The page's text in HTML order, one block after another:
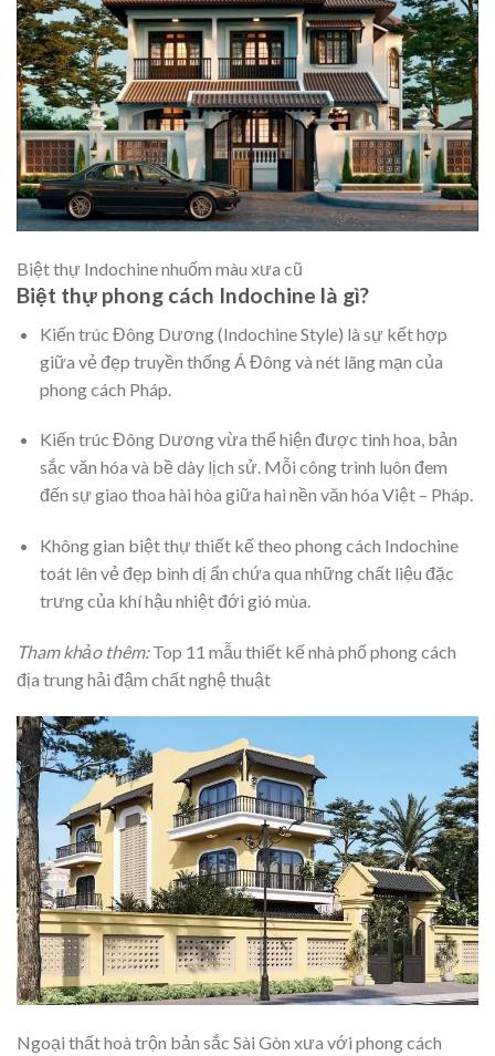
Biệt thự Indochine nhuốm màu xưa cũ
Biệt thự phong cách Indochine là gì?
Kiến trúc Đông Dương (Indochine Style) là sự kết hợp
giữa vẻ đẹp truyền thống Á Đông và nét lãng mạn của
phong cách Pháp.
Kiến trúc Đông Dương vừa thể hiện được tinh hoa, bản
sắc văn hóa và bề dày lịch sử. Mỗi công trình luôn đem
đến sự giao thoa hài hòa giữa hai nền văn hóa Việt – Pháp.
Không gian biệt thự thiết kế theo phong cách Indochine
toát lên vẻ đẹp bình dị ẩn chứa qua những chất liệu đặc
trưng của khí hậu nhiệt đới gió mùa.
Tham khảo thêm:Top 11 mẫu thiết kế nhà phố phong cách
địa trung hải đậm chất nghệ thuật
Ngoại thất hoà trộn bản sắc Sài Gòn xưa với phong cách